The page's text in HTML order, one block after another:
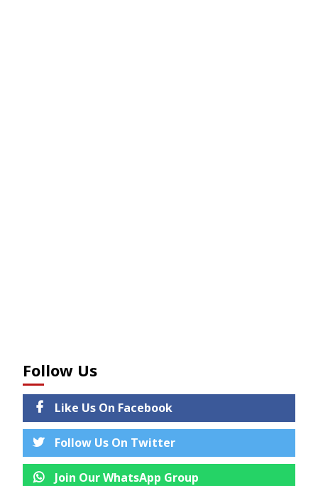
Follow Us
Like Us On Facebook
Follow Us On Twitter
Join Our WhatsApp Group